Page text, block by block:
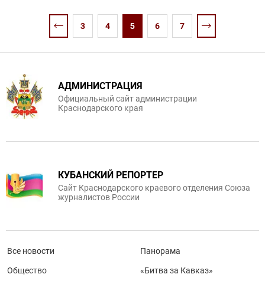
3 4 5 6 7
АДМИНИСТРАЦИЯ
Официальный сайт администрации
Краснодарского края
КУБАНСКИЙ РЕПОРТЕР
Сайт Краснодарского краевого отделения Союза
журналистов России
Все новости
Общество
Панорама
«Битва за Кавказ»